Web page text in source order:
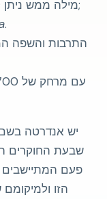
מילה ממש ניתן למצוא במספר איים של איי מרקיז;
.
התרבות והשפה
יש אנדרטה
שבעת החוקרים
פעם המתיישבים